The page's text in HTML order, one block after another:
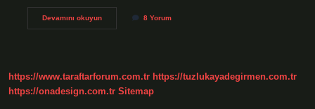
Devamını okuyunYapmış
?
8 Yorum
https://www.taraftarforum.com.tr https://tuzlukayadegirmen.com.tr
https://onadesign.com.tr Sitemap